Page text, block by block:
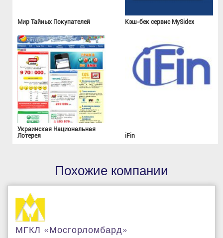
Мир Тайных Покупателей Кэш-бек сервис MySidex
Украинская Национальная
Лотерея
iFin
Похожие компании
МГКЛ «Мосгорломбард»